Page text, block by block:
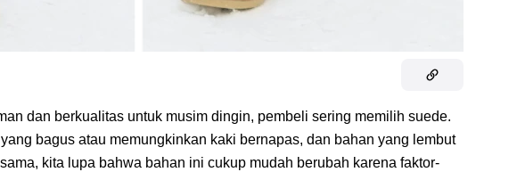
dan berkualitas untuk musim dingin, pembeli sering memilih suede.
bagus atau memungkinkan kaki bernapas, dan bahan yang lembut
kita lupa bahwa bahan ini cukup mudah berubah karena faktor-